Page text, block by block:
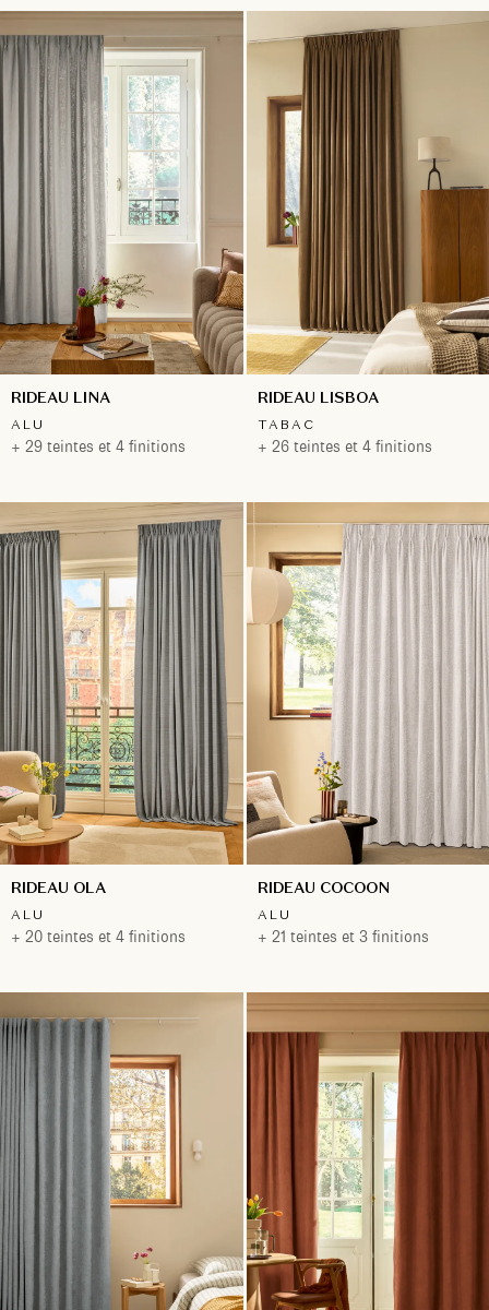
RIDEAU LINA
ALU
+ 29 teintes et 4 finitions
RIDEAU LISBOA
TABAC
+ 26 teintes et 4 finitions
RIDEAU OLA
ALU
+ 20 teintes et 4 finitions
RIDEAU COCOON
ALU
+ 21 teintes et 3 finitions